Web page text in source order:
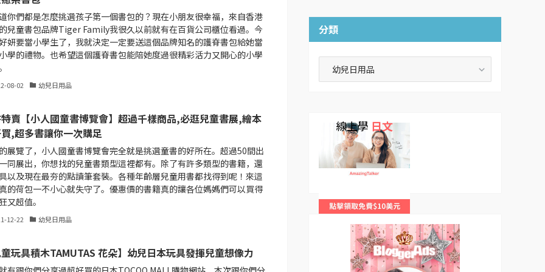
你們都是怎麼挑選孩子第一個書包的？現在小朋友很幸福，來自香港
兒童書包品牌Tiger Family我很久以前就有在百貨公司櫃位看過。今
妍要當小學生了，我就決定一定要送這個品牌知名的護脊書包給她當
學的禮物。也希望這個護脊書包能陪她度過很精彩活力又開心的小學
08-02 幼兒日用品
賣【小人國童書博覽會】超過千樣商品,必逛兒童書展,繪本
,超多書讓你一次購足
展覽了，小人國童書博覽會完全就是挑選童書的好所在。超過50間出
同展出，你想找的兒童書類型這裡都有。除了有許多類型的書籍，還
以及現在最夯的點讀筆套裝。各種年齡層兒童用書都找得到呢！來這
的荷包一不小心就失守了。優惠價的書籍真的讓各位媽媽們可以買得
又超值。
12-22 幼兒日用品
玩具積木TAMUTAS 花朵】幼兒日本玩具發揮兒童想像力
分類
線上學 日文